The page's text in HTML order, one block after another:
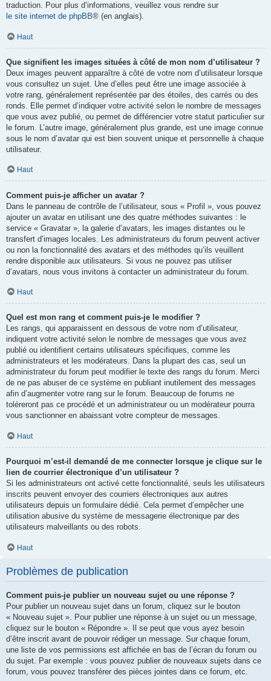
traduction. Pour plus d’informations, veuillez vous rendre sur
le site internet de phpBB® (en anglais).
Haut
Que signifient les images situées à côté de mon nom d’utilisateur ?
Deux images peuvent apparaître à côté de votre nom d’utilisateur lorsque
vous consultez un sujet. Une d’elles peut être une image associée à
votre rang, généralement représentée par des étoiles, des carrés ou des
ronds. Elle permet d’indiquer votre activité selon le nombre de messages
que vous avez publié, ou permet de différencier votre statut particulier sur
le forum. L’autre image, généralement plus grande, est une image connue
sous le nom d’avatar qui est bien souvent unique et personnelle à chaque
utilisateur.
Haut
Comment puis-je afficher un avatar ?
Dans le panneau de contrôle de l’utilisateur, sous « Profil », vous pouvez
ajouter un avatar en utilisant une des quatre méthodes suivantes : le
service « Gravatar », la galerie d’avatars, les images distantes ou le
transfert d’images locales. Les administrateurs du forum peuvent activer
ou non la fonctionnalité des avatars et des méthodes qu’ils veuillent
rendre disponible aux utilisateurs. Si vous ne pouvez pas utiliser
d’avatars, nous vous invitons à contacter un administrateur du forum.
Haut
Quel est mon rang et comment puis-je le modifier ?
Les rangs, qui apparaissent en dessous de votre nom d’utilisateur,
indiquent votre activité selon le nombre de messages que vous avez
publié ou identifient certains utilisateurs spécifiques, comme les
administrateurs et les modérateurs. Dans la plupart des cas, seul un
administrateur du forum peut modifier le texte des rangs du forum. Merci
de ne pas abuser de ce système en publiant inutilement des messages
afin d’augmenter votre rang sur le forum. Beaucoup de forums ne
toléreront pas ce procédé et un administrateur ou un modérateur pourra
vous sanctionner en abaissant votre compteur de messages.
Haut
Pourquoi m’est-il demandé de me connecter lorsque je clique sur le
lien de courrier électronique d’un utilisateur ?
Si les administrateurs ont activé cette fonctionnalité, seuls les utilisateurs
inscrits peuvent envoyer des courriers électroniques aux autres
utilisateurs depuis un formulaire dédié. Cela permet d’empêcher une
utilisation abusive du système de messagerie électronique par des
utilisateurs malveillants ou des robots.
Haut
Problèmes de publication
Comment puis-je publier un nouveau sujet ou une réponse ?
Pour publier un nouveau sujet dans un forum, cliquez sur le bouton
« Nouveau sujet ». Pour publier une réponse à un sujet ou un message,
cliquez sur le bouton « Répondre ». Il se peut que vous ayez besoin
d’être inscrit avant de pouvoir rédiger un message. Sur chaque forum,
une liste de vos permissions est affichée en bas de l’écran du forum ou
du sujet. Par exemple : vous pouvez publier de nouveaux sujets dans ce
forum, vous pouvez transférer des pièces jointes dans ce forum, etc.